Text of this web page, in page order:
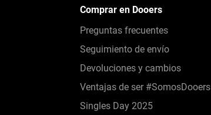
Comprar en Dooers
Preguntas frecuentes
Seguimiento de envío
Devoluciones y cambios
Ventajas de ser #SomosDooers
Singles Day 2025